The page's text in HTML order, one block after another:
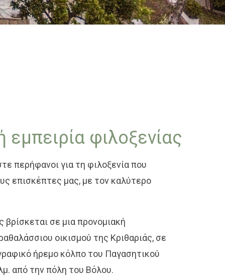
φιλοξενίας
περήφανοι για τη φιλοξενία που
επισκέπτες μας, με τον καλύτερο
σε μια προνομιακή
οικισμού της Κριθαριάς, σε
ήρεμο κόλπο του Παγασητικού
από την πόλη του Βόλου.